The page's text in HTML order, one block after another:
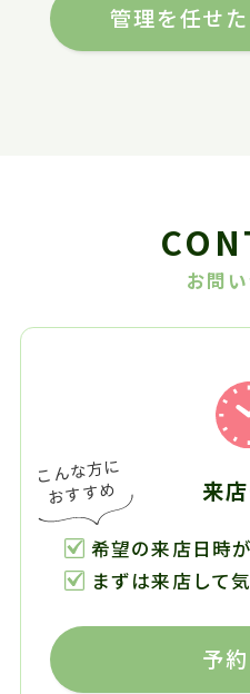
管理を任せ
お問
来
希望の来店日時
まずは来店して
予